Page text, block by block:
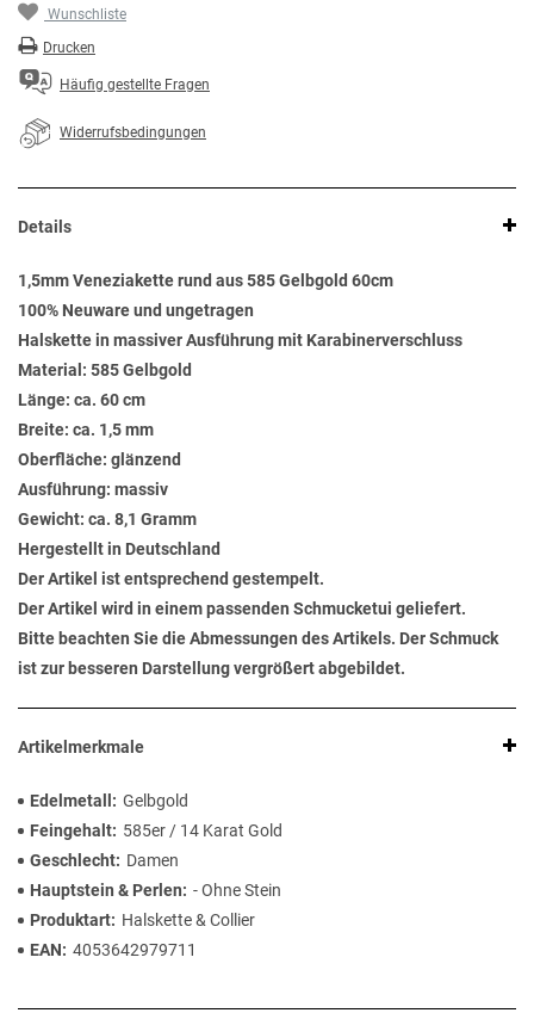
Wunschliste
Drucken
Häufig gestellte Fragen
Widerrufsbedingungen
Details
1,5mm Veneziakette rund aus 585 Gelbgold 60cm
100% Neuware und ungetragen
Halskette in massiver Ausführung mit Karabinerverschluss
Material: 585 Gelbgold
Länge: ca. 60 cm
Breite: ca. 1,5 mm
Oberfläche: glänzend
Ausführung: massiv
Gewicht: ca. 8,1 Gramm
Hergestellt in Deutschland
Der Artikel ist entsprechend gestempelt.
Der Artikel wird in einem passenden Schmucketui geliefert.
Bitte beachten Sie die Abmessungen des Artikels. Der Schmuck
ist zur besseren Darstellung vergrößert abgebildet.
Artikelmerkmale
Edelmetall
Gelbgold
Feingehalt
585er / 14 Karat Gold
Geschlecht
Damen
Hauptstein & Perlen
- Ohne Stein
Produktart
Halskette & Collier
EAN
4053642979711